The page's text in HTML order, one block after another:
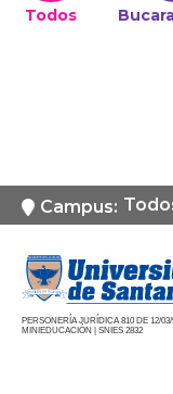
Todos
Campus:
PERSONERÍA JURÍDICA 810 DE 12/
MINIEDUCACIÓN | SNIES 2832